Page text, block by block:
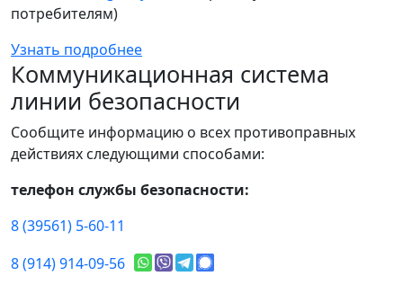
потребителям)
Узнать подробнее
Коммуникационная система
линии безопасности
Сообщите информацию о всех противоправных
действиях следующими способами:
телефон службы безопасности:
8 (39561) 5-60-11
8 (914) 914-09-56